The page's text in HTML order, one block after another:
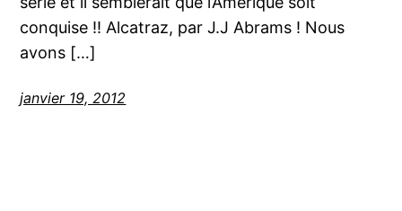
conquise !! Alcatraz, par J.J Abrams ! Nous
avons […]
janvier 19, 2012